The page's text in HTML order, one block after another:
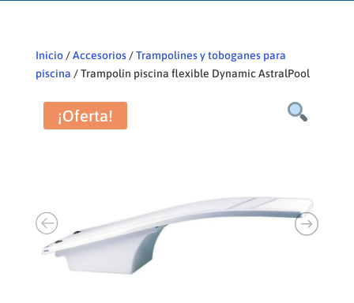
Inicio/Accesorios/Trampolines y toboganes para
piscina / Trampolín piscina flexible Dynamic AstralPool
¡Oferta!